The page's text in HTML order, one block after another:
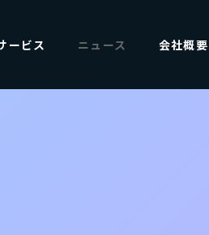
ービス ニュース 会社概要